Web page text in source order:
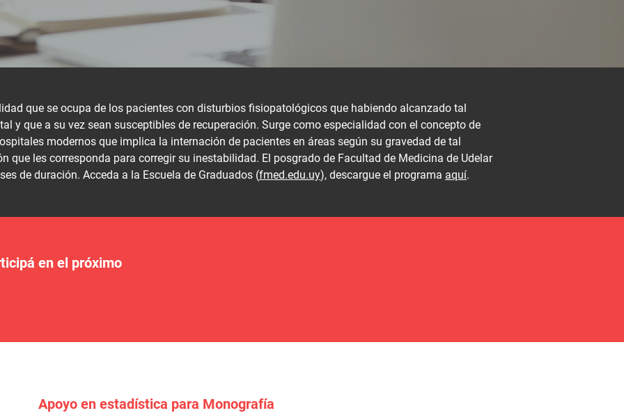
que se ocupa de los pacientes con disturbios fisiopatológicos que habiendo alcanzado tal
y que a su vez sean susceptibles de recuperación. Surge como especialidad con el concepto de
modernos que implica la internación de pacientes en áreas según su gravedad de tal
que les corresponda para corregir su inestabilidad. El posgrado de Facultad de Medicina de Udelar
de duración. Acceda a la Escuela de Graduados (fmed.edu.uy), descargue el programa aquí.
en el próximo
Apoyo en estadística para Monografía